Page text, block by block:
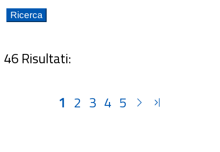
Bandi
46 Risultati:
1 2 3 4 5